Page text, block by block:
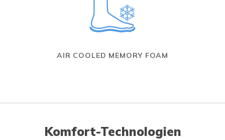
AIR COOLED MEMORY FOAM
Komfort-Technologien